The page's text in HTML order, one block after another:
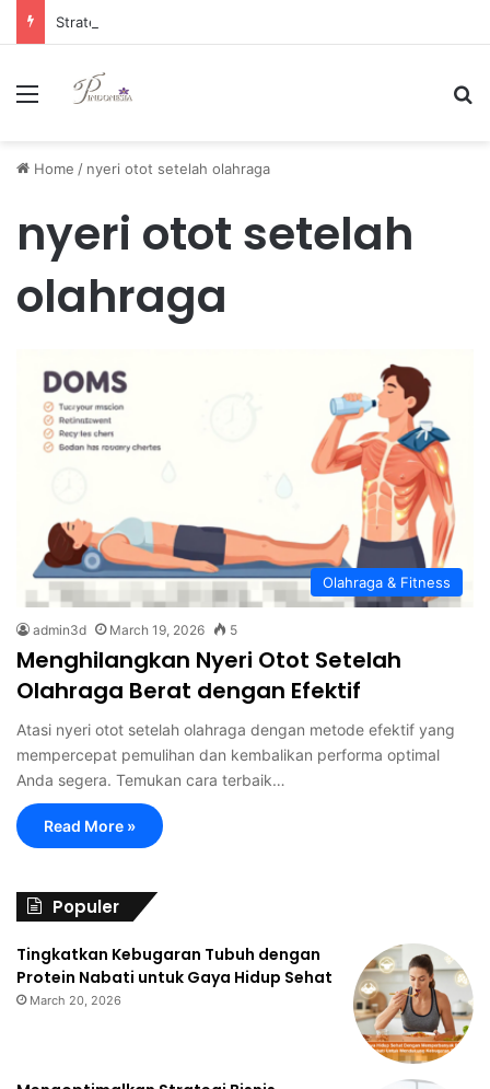
Menu
Home / nyeri otot setelah olahraga
nyeri otot setelah
olahraga
Olahraga & Fitness
admin3d March 19, 2026 5
Menghilangkan Nyeri Otot Setelah
Olahraga Berat dengan Efektif
Atasi nyeri otot setelah olahraga dengan metode efektif yang
mempercepat pemulihan dan kembalikan performa optimal
Anda segera. Temukan cara terbaik…
Read More »
Populer
Tingkatkan Kebugaran Tubuh dengan
Protein Nabati untuk Gaya Hidup Sehat
March 20, 2026